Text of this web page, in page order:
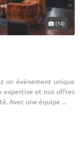
(14)
un événement unique
expertise et nos offres
Avec une équipe ...